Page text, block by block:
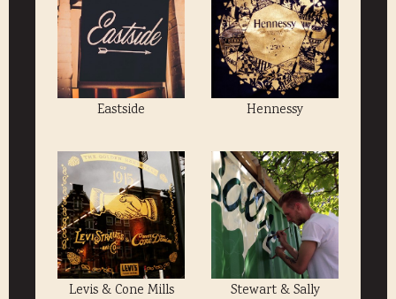
Eastside Hennessy
Levis & Cone Mills Stewart & Sally